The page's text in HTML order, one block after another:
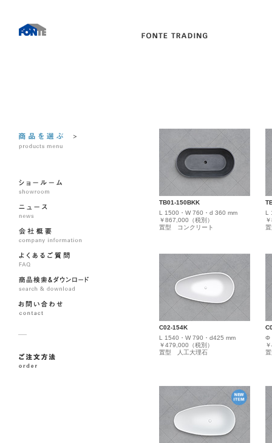
TB01-150BKK
L 1500・W 760・d 360 mm
￥867,000（税別）
置型 コンクリート
L
C02-154K
L 1540・W 790・d425 mm
￥479,000（税別）
置型 人工大理石
Φ